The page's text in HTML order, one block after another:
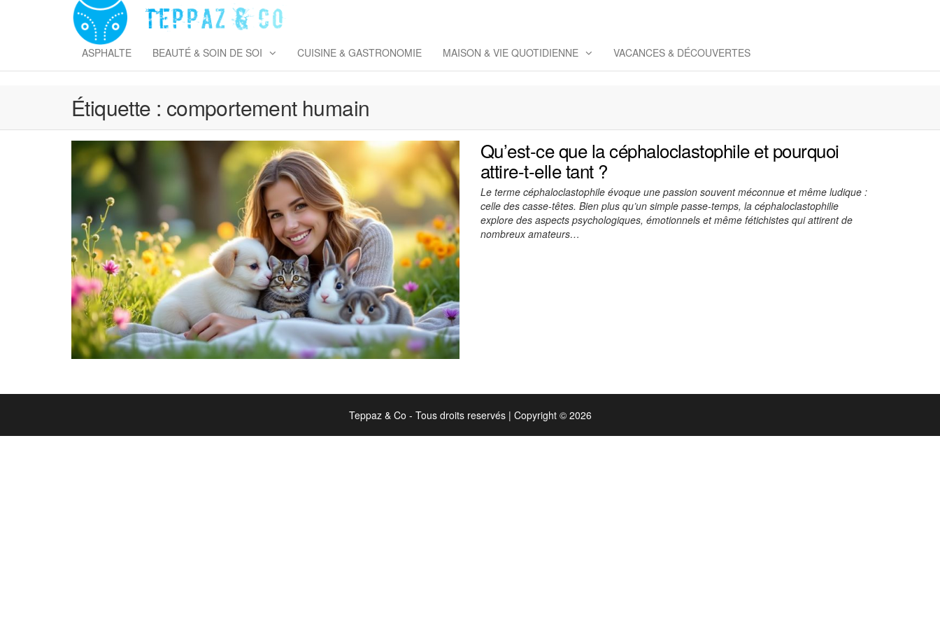
& Co
ASPHALTE BEAUTÉ & SOIN DE SOI CUISINE & GASTRONOMIE MAISON & VIE QUOTIDIENNE VACANCES & DÉCOUVERTES
Étiquette : comportement humain
Qu’est-ce que la céphaloclastophile et pourquoi
attire-t-elle tant ?
Le terme céphaloclastophile évoque une passion souvent méconnue et même ludique :
celle des casse-têtes. Bien plus qu’un simple passe-temps, la céphaloclastophilie
explore des aspects psychologiques, émotionnels et même fétichistes qui attirent de
nombreux amateurs…
Teppaz & Co - Tous droits reservés | Copyright © 2026